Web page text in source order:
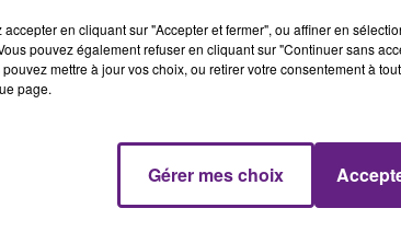
Dijonnais vont jouer ce vendredi soir à
en direct sur la chaine l’Equipe (canal 21
opposera Bourgoin, leader de la poule 4 à son
tête du classement. A l’approche de la fin
et Bourgoin sonne comme une finale
accepter en cliquant sur "Accepter et fermer", ou affiner en
pouvez également refuser en cliquant sur "Continuer sans
pouvez mettre à jour vos choix, ou retirer votre consentement à
page.
Gérer mes choix